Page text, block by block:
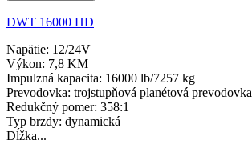
DWT 16000 HD
Napätie: 12/24V
Výkon: 7,8 KM
Impulzná kapacita: 16000 lb/7257 kg
Prevodovka: trojstupňová planétová prevodovka
Redukčný pomer: 358:1
Typ brzdy: dynamická
Dĺžka...